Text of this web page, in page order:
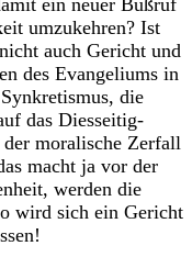
ein neuer Bußruf
umzukehren? Ist
auch Gericht und
des Evangeliums in
die
das Diesseitig-
moralische Zerfall
macht ja vor der
werden die
wird sich ein Gericht